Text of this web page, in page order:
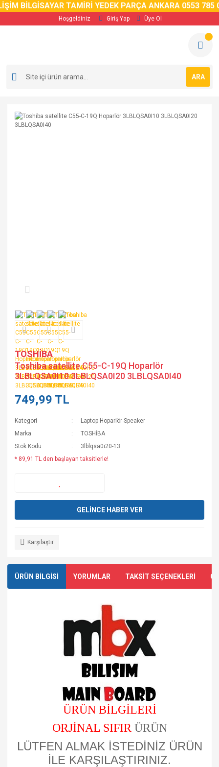
BİLGİSAYAR TAMİRİ YEDEK PARÇA ANKARA 0553 785 02
Hoşgeldiniz Giriş Yap Üye Ol
ARA
TOSHİBA
Toshiba satellite C55-C-19Q Hoparlör
3LBLQSA0I10 3LBLQSA0I20 3LBLQSA0I40
749,99 TL
Kategori
Laptop Hoparlör Speaker
Marka
TOSHİBA
Stok Kodu
3lblqsa0ı20-13
* 89,91 TL den başlayan taksitlerle!
GELİNCE HABER VER
Karşılaştır
ÜRÜN BİLGİSİ YORUMLAR TAKSİT SEÇENEKLERİ
ÜRÜN BİLGİLERİ
ORJİNAL SIFIR ÜRÜN
LÜTFEN ALMAK İSTEDİNİZ ÜRÜN
İLE KARŞILAŞTIRINIZ.